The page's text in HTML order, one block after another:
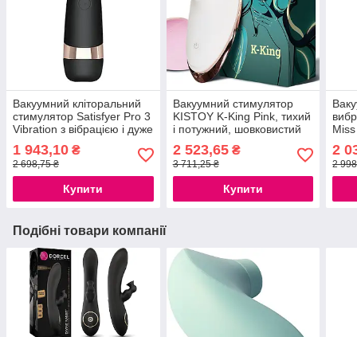
Вакуумний кліторальний
стимулятор Satisfyer Pro 3
Vibration з вібрацією і дуже
777Store.com.ua
1 943,10 ₴
2 698,75 ₴
Купити
Вакуумний стимулятор
KISTOY K-King Pink, тихий
і потужний, шовковистий
місяців
2 523,65₴
3 711,25 ₴
Купити
2
2
Подібні товари компанії